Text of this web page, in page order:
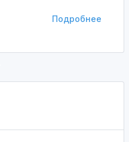
Подробнее